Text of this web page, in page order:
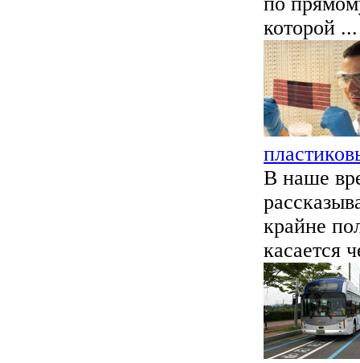
которой ...
В наше
крайне
касается